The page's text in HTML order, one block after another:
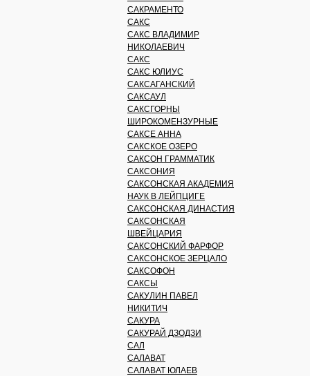
САКРАМЕНТО
САКС
САКС ВЛАДИМИР
НИКОЛАЕВИЧ
САКС
САКС ЮЛИУС
САКСАГАНСКИЙ
САКСАУЛ
САКСГОРНЫ
ШИРОКОМЕНЗУРНЫЕ
САКСЕ АННА
САКСКОЕ ОЗЕРО
САКСОН ГРАММАТИК
САКСОНИЯ
САКСОНСКАЯ АКАДЕМИЯ
НАУК В ЛЕЙПЦИГЕ
САКСОНСКАЯ ДИНАСТИЯ
САКСОНСКАЯ
ШВЕЙЦАРИЯ
САКСОНСКИЙ ФАРФОР
САКСОНСКОЕ ЗЕРЦАЛО
САКСОФОН
САКСЫ
САКУЛИН ПАВЕЛ
НИКИТИЧ
САКУРА
САКУРАЙ ДЗОДЗИ
САЛ
САЛАВАТ
САЛАВАТ ЮЛАЕВ